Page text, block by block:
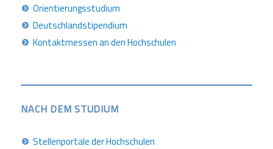
Orientierungsstudium
Deutschlandstipendium
Kontaktmessen an den Hochschulen
NACH DEM STUDIUM
Stellenportale der Hochschulen